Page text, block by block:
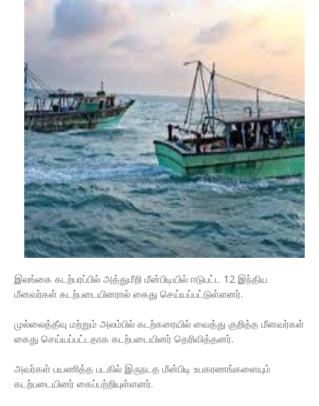
இலங்கை கடற்பரப்பில் அத்துமீறி மீன்பிடியில் ஈடுபட்ட 12 இந்திய
மீனவர்கள் கடற்படையினரால் கைது செய்யப்பட்டுள்ளனர்.
முல்லைத்தீவு மற்றும் அலம்பில் கடற்கரையில் வைத்து குறித்த மீனவர்கள்
கைது செய்யப்பட்டதாக கடற்படையினர் தெரிவித்தனர்.
அவர்கள் பயணித்த படகில் இருநடத மீன்பிடி உபகரணங்களையும்
கடற்படையினர் கைப்பற்றியுள்ளனர்.